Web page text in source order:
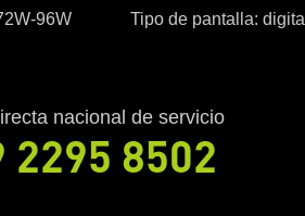
96W Tipo de pantalla: digital
nacional de servicio
2295 8502